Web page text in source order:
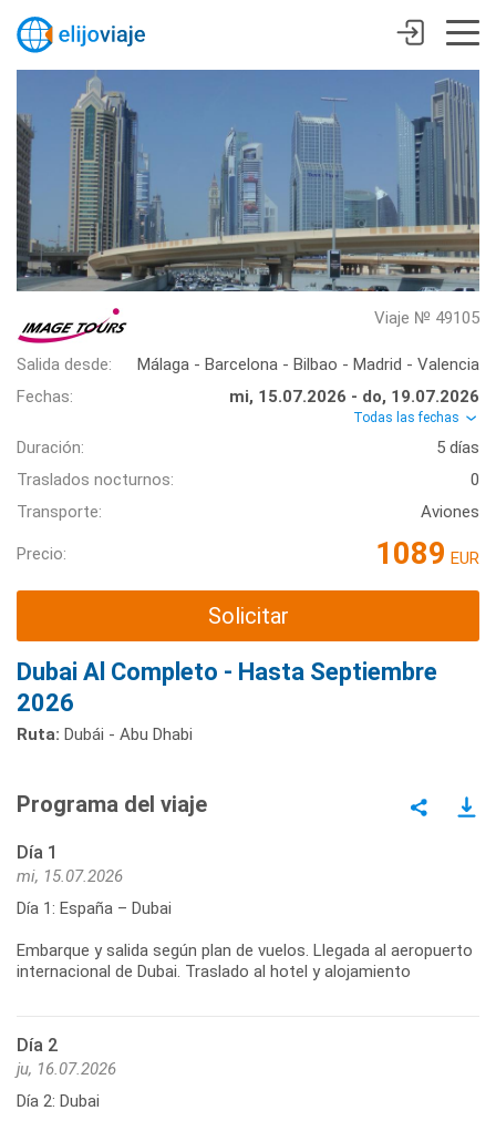
Viaje № 49105
Salida desde:
Málaga - Barcelona - Bilbao - Madrid - Valencia
Fechas:
mi, 15.07.2026 - do, 19.07.2026
Todas las fechas
Duración:
5 días
Traslados nocturnos:
0
Transporte:
Aviones
Precio: 1089 EUR
Solicitar
Dubai Al Completo - Hasta Septiembre
2026
Ruta: Dubái - Abu Dhabi
Programa del viaje
Día 1
mi, 15.07.2026
Día 1: España – Dubai
Embarque y salida según plan de vuelos. Llegada al aeropuerto
internacional de Dubai. Traslado al hotel y alojamiento
Día 2
ju, 16.07.2026
Día 2: Dubai